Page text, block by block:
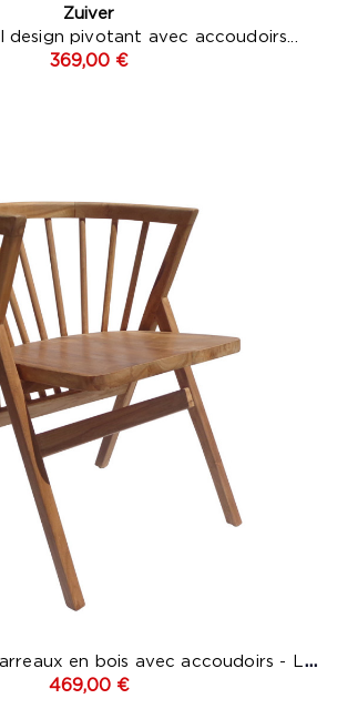
Zuiver
design pivotant avec accoudoirs...
369,00 €
Chaise design à barreaux en bois avec accoudoirs - Lenny
469,00 €